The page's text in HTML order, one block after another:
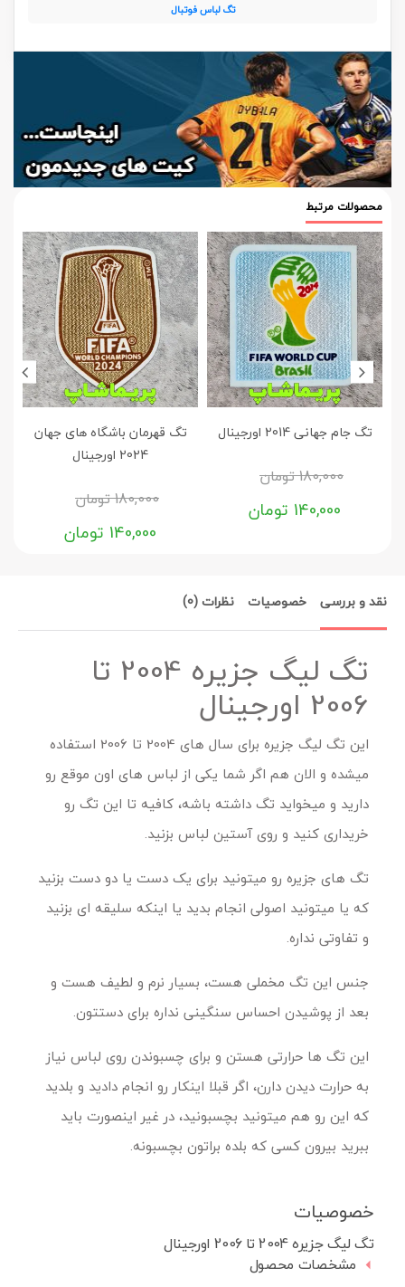
تگ لباس فوتبال
محصولات مرتبط
تگ جام جهانی 2014 اورجینال
180,000تومان
140,000 تومان
تگ قهرمان باشگاه های جهان
2024 اورجینال
180,000تومان
140,000 تومان
نقد و بررسی خصوصیات نظرات (0)
تگ لیگ جزیره 2004 تا
2006 اورجینال
این تگ لیگ جزیره برای سال های 2004 تا 2006 استفاده
میشده و الان هم اگر شما یکی از لباس های اون موقع رو
دارید و میخواید تگ داشته باشه، کافیه تا این تگ رو
خریداری کنید و روی آستین لباس بزنید.
تگ های جزیره رو میتونید برای یک دست یا دو دست بزنید
که یا میتونید اصولی انجام بدید یا اینکه سلیقه ای بزنید
و تفاوتی نداره.
جنس این تگ مخملی هست، بسیار نرم و لطیف هست و
بعد از پوشیدن احساس سنگینی نداره برای دستتون.
این تگ ها حرارتی هستن و برای چسبوندن روی لباس نیاز
به حرارت دیدن دارن، اگر قبلا اینکار رو انجام دادید و بلدید
که این رو هم میتونید بچسبونید، در غیر اینصورت باید
ببرید بیرون کسی که بلده براتون بچسبونه.
خصوصیات
تگ لیگ جزیره 2004 تا 2006 اورجینال
مشخصات محصول